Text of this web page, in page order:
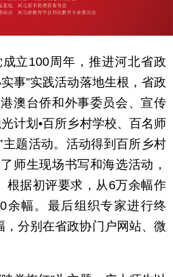
100周年，推进河北省政
事”实践活动落地生根，省政
澳台侨和外事委员会、宣传
计划•百所乡村学校、百名师
题活动。活动得到百所乡村
师生现场书写和海选活动，
根据初评要求，从6万余幅作
余幅。最后组织专家进行终
分别在省政协门户网站、微